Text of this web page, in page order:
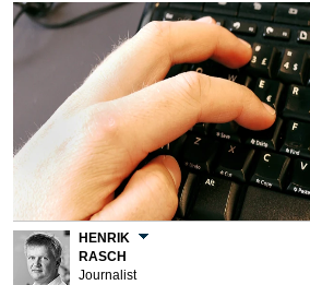
HENRIK
RASCH
Journalist